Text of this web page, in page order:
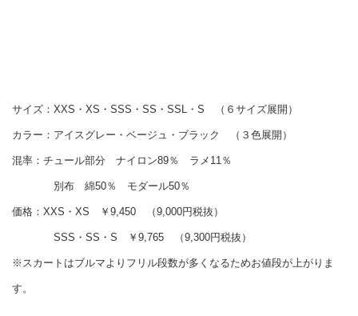
サイズ：XXS・XS・SSS・SS・SSL・S （６サイズ展開）
カラー：アイスグレー・ベージュ・ブラック （３色展開）
混率：チュール部分 ナイロン89％ ラメ11％
別布 綿50％ モダール50％
価格：XXS・XS ￥9,450 （9,000円税抜）
SSS・SS・S ￥9,765 （9,300円税抜）
※スカートはブルマよりフリル段数が多くなるためお値段が上がりま
す。